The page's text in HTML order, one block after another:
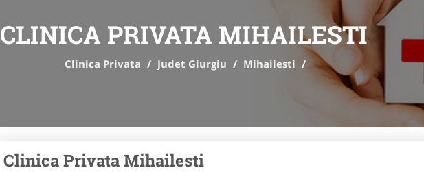
CLINICA PRIVATA MIHAILESTI
Clinica Privata / Judet Giurgiu / Mihailesti /
Clinica Privata Mihailesti